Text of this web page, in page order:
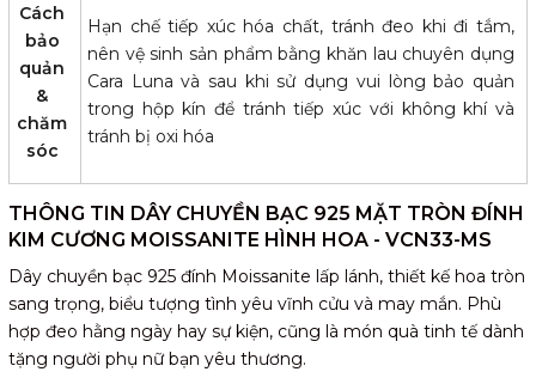
Cách
bảo
quản
&
chăm
sóc
Hạn chế tiếp xúc hóa chất, tránh đeo khi đi tắm,
nên vệ sinh sản phẩm bằng khăn lau chuyên dụng
Cara Luna và sau khi sử dụng vui lòng bảo quản
trong hộp kín để tránh tiếp xúc với không khí và
tránh bị oxi hóa
THÔNG TIN DÂY CHUYỀN BẠC 925 MẶT TRÒN ĐÍNH
KIM CƯƠNG MOISSANITE HÌNH HOA - VCN33-MS
Dây chuyền bạc 925 đính Moissanite lấp lánh, thiết kế hoa tròn
sang trọng, biểu tượng tình yêu vĩnh cửu và may mắn. Phù
hợp đeo hằng ngày hay sự kiện, cũng là món quà tinh tế dành
tặng người phụ nữ bạn yêu thương.